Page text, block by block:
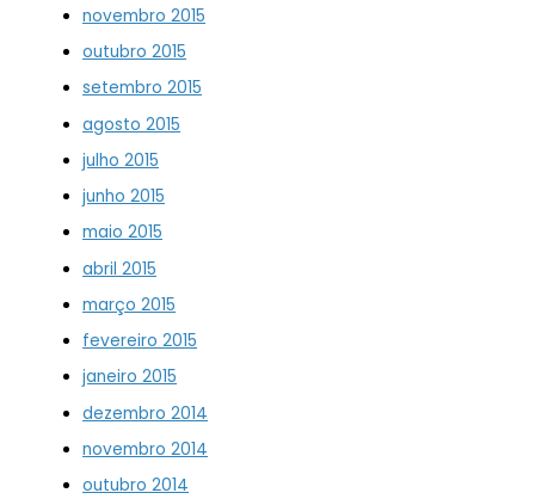
novembro 2015
outubro 2015
setembro 2015
agosto 2015
julho 2015
junho 2015
maio 2015
abril 2015
março 2015
fevereiro 2015
janeiro 2015
dezembro 2014
novembro 2014
outubro 2014